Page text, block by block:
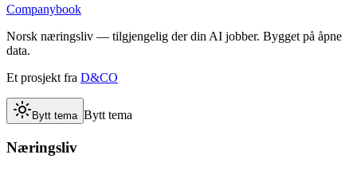
Companybook
Norsk næringsliv — tilgjengelig der din AI jobber. Bygget på åpne
data.
Et prosjekt fra D&CO
Bytt tema Bytt tema
Næringsliv